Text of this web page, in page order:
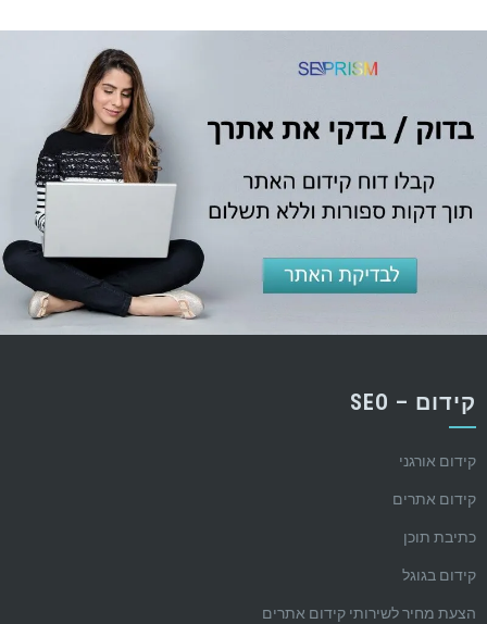
קידום – SEO
קידום אורגני
קידום אתרים
כתיבת תוכן
קידום בגוגל
הצעת מחיר לשירותי קידום אתרים